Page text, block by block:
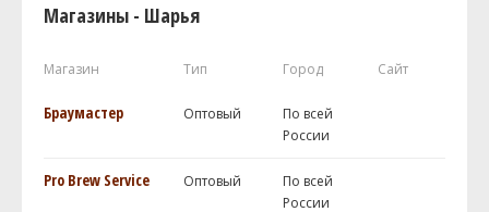
Магазины - Шарья
Магазин Тип Город Сайт
Браумастер Оптовый
По всей
России
Pro Brew Service Оптовый
По всей
России